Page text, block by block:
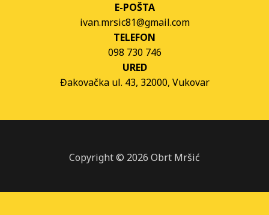
E-POŠTA
ivan.mrsic81@gmail.com
TELEFON
098 730 746
URED
Đakovačka ul. 43, 32000, Vukovar
Copyright © 2026 Obrt Mršić